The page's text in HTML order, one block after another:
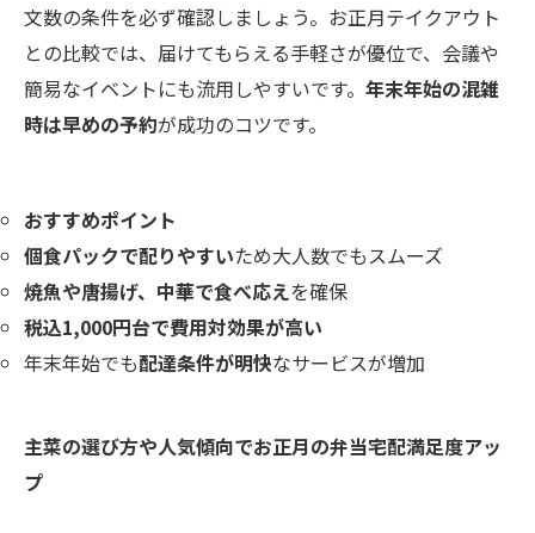
文数の条件を必ず確認しましょう。お正月テイクアウト
との比較では、届けてもらえる手軽さが優位で、会議や
簡易なイベントにも流用しやすいです。 年末年始の混雑
時は早めの予約が成功のコツです。
おすすめポイント
個食パックで配りやすいため大人数でもスムーズ
焼魚や唐揚げ、中華で食べ応えを確保
税込1,000円台で費用対効果が高い
年末年始でも配達条件が明快なサービスが増加
主菜の選び方や人気傾向でお正月の弁当宅配満足度アッ
プ